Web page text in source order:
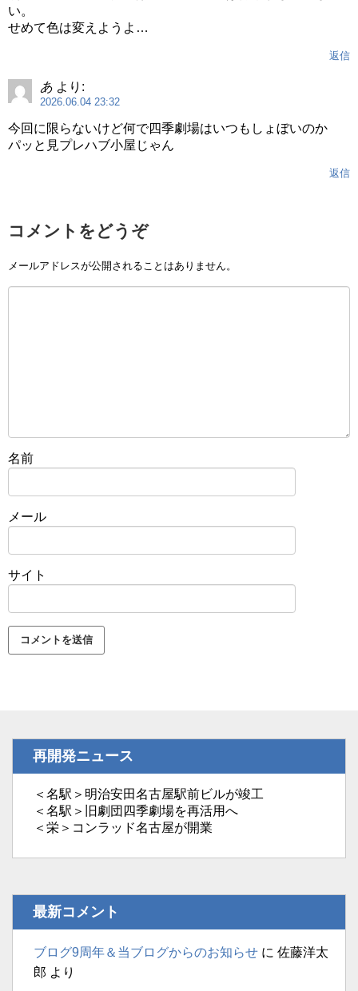
い。
せめて色は変えようよ…
返信
あ より:
2026.06.04 23:32
今回に限らないけど何で四季劇場はいつもしょぼいのか
パッと見プレハブ小屋じゃん
返信
コメントをどうぞ
メールアドレスが公開されることはありません。
名前
メール
サイト
再開発ニュース
＜名駅＞明治安田名古屋駅前ビルが竣工
＜名駅＞旧劇団四季劇場を再活用へ
＜栄＞コンラッド名古屋が開業
最新コメント
ブログ9周年＆当ブログからのお知らせ に 佐藤洋太
郎 より